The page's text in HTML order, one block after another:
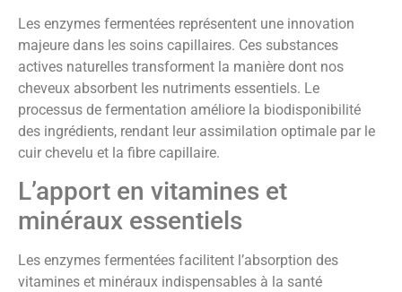
Les enzymes fermentées représentent une innovation
majeure dans les soins capillaires. Ces substances
actives naturelles transforment la manière dont nos
cheveux absorbent les nutriments essentiels. Le
processus de fermentation améliore la biodisponibilité
des ingrédients, rendant leur assimilation optimale par le
cuir chevelu et la fibre capillaire.
L’apport en vitamines et
minéraux essentiels
Les enzymes fermentées facilitent l’absorption des
vitamines et minéraux indispensables à la santé